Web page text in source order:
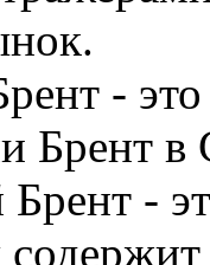
-
Брент в
-